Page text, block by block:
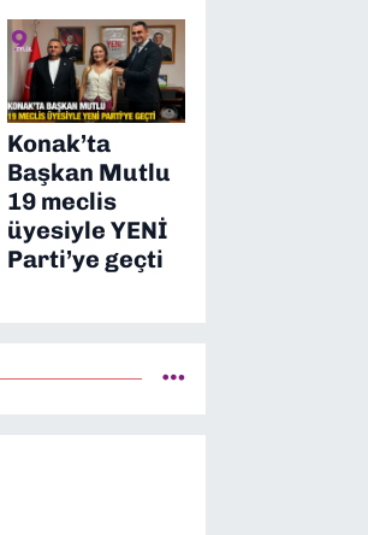
Konak’ta
Başkan Mutlu
19 meclis
üyesiyle YENİ
Parti’ye geçti